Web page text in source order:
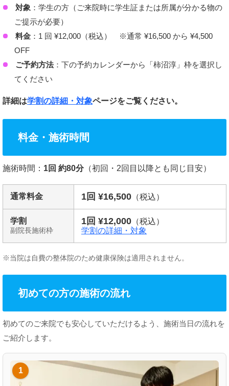
対象 ：学生の方（ご来院時に学生証または所属が分かる物の
ご提示が必要）
料金：1 回 ¥12,000（税込） ※通常 ¥16,500 から ¥4,500
OFF
ご予約方法：下の予約カレンダーから「柿沼淳」枠を選択し
てください
詳細は学割の詳細・対象ページをご覧ください。
料金・施術時間
施術時間： 1回 約80分（初回・2回目以降とも同じ目安）
通常料金 1回 ¥16,500 （税込）
学割
副院長施術枠
1回 ¥12,000 （税込）
学割の詳細・対象
※当院は自費の整体院のため健康保険は適用されません。
初めての方の施術の流れ
初めてのご来院でも安心していただけるよう、施術当日の流れを
ご紹介します。
1